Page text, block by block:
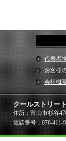
代表者
お客様
会社概
クールストリー
住所：富山市杉谷
電話番号：076-